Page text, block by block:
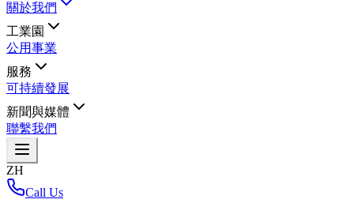
關於我們
工業園
公用事業
服務
可持續發展
新聞與媒體
聯繫我們
ZH
Call Us